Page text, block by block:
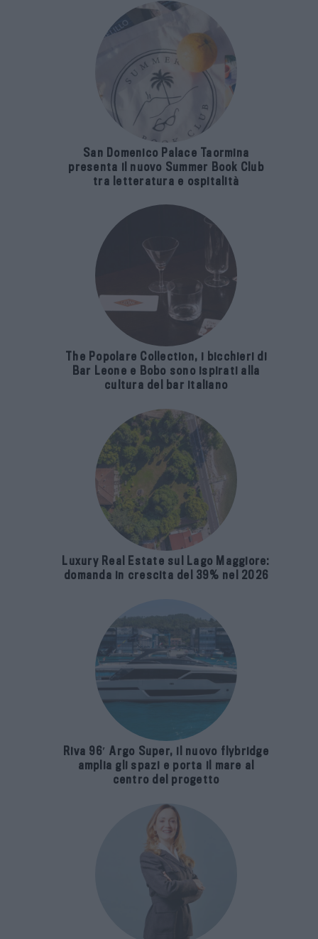
San Domenico Palace Taormina
presenta il nuovo Summer Book Club
tra letteratura e ospitalità
The Popolare Collection, i bicchieri di
Bar Leone e Bobo sono ispirati alla
cultura del bar italiano
Luxury Real Estate sul Lago Maggiore:
domanda in crescita del 39% nel 2026
Riva 96′ Argo Super, il nuovo flybridge
amplia gli spazi e porta il mare al
centro del progetto